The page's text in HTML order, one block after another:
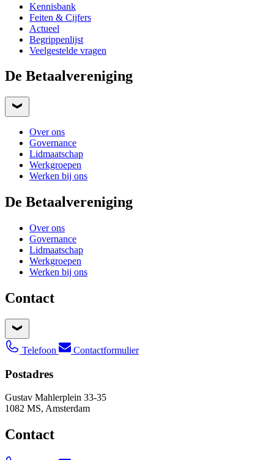
Kennisbank
Feiten & Cijfers
Actueel
Begrippenlijst
Veelgestelde vragen
De Betaalvereniging
Over ons
Governance
Lidmaatschap
Werkgroepen
Werken bij ons
De Betaalvereniging
Over ons
Governance
Lidmaatschap
Werkgroepen
Werken bij ons
Contact
Telefoon Contactformulier
Postadres
Gustav Mahlerplein 33-35
1082 MS, Amsterdam
Contact